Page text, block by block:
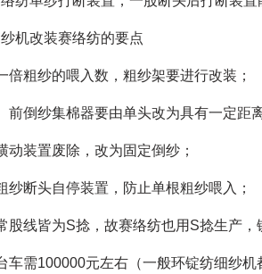
改装赛络纺的要点
粗纱的喂入数，粗纱架要进行改装；
倒纱集棉器要由单头改为具有一定距离
装置废除，改为固定倒纱；
断头自停装置，防止单根粗纱喂入；
线皆为S捻，故赛络纺也用S捻生产，
需100000元左右（一般环锭纺细纱机